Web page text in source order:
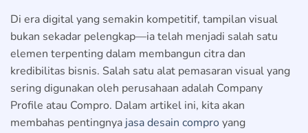
Di era digital yang semakin kompetitif, tampilan visual
bukan sekadar pelengkap—ia telah menjadi salah satu
elemen terpenting dalam membangun citra dan
kredibilitas bisnis. Salah satu alat pemasaran visual yang
sering digunakan oleh perusahaan adalah Company
Profile atau Compro. Dalam artikel ini, kita akan
membahas pentingnya jasa desain comproyang